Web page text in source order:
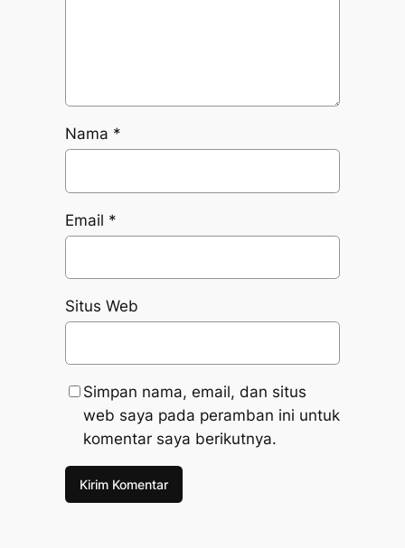
Nama *
Email *
Situs Web
Simpan nama, email, dan situs
web saya pada peramban ini untuk
komentar saya berikutnya.